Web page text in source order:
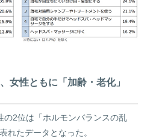
女性ともに「加齢・老化」
の2位は「ホルモンバランスの乱
れたデータとなった。